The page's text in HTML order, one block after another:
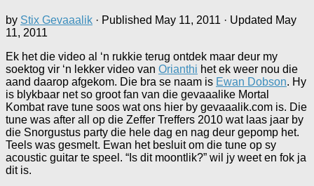
by Stix Gevaaalik · Published May 11, 2011 · Updated May
11, 2011
Ek het die video al ‘n rukkie terug ontdek maar deur my
soektog vir ‘n lekker video van Orianthi het ek weer nou die
aand daarop afgekom. Die bra se naam is Ewan Dobson. Hy
is blykbaar net so groot fan van die gevaaalike Mortal
Kombat rave tune soos wat ons hier by gevaaalik.com is. Die
tune was after all op die Zeffer Treffers 2010 wat laas jaar by
die Snorgustus party die hele dag en nag deur gepomp het.
Teels was gesmelt. Ewan het besluit om die tune op sy
acoustic guitar te speel. “Is dit moontlik?” wil jy weet en fok ja
dit is.